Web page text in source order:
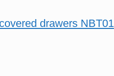
drawers NBT01